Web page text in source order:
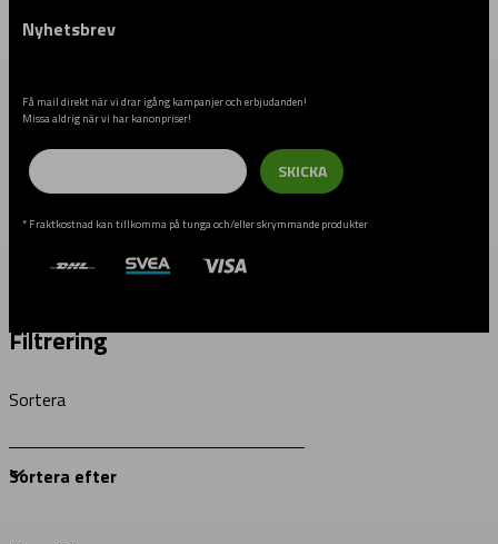
Nyhetsbrev
Få mail direkt när vi drar igång kampanjer och erbjudanden!
Missa aldrig när vi har kanonpriser!
Email
SKICKA
* Fraktkostnad kan tillkomma på tunga och/eller skrymmande produkter
Filtrering
Sortera